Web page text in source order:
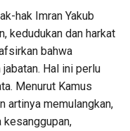
hak Imran Yakub
kedudukan dan harkat
bahwa
Hal ini perlu
Menurut Kamus
artinya memulangkan,
kesanggupan,